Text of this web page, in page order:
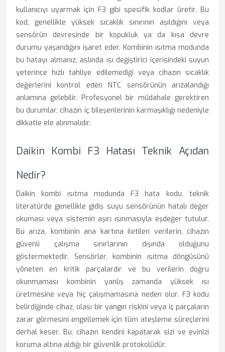
kullanıcıyı uyarmak için F3 gibi spesifik kodlar üretir. Bu
kod, genellikle yüksek sıcaklık sınırının aşıldığını veya
sensörün devresinde bir kopukluk ya da kısa devre
durumu yaşandığını işaret eder. Kombinin ısıtma modunda
bu hatayı almanız, aslında ısı değiştirici içerisindeki suyun
yeterince hızlı tahliye edilemediği veya cihazın sıcaklık
değerlerini kontrol eden NTC sensörünün arızalandığı
anlamına gelebilir. Profesyonel bir müdahale gerektiren
bu durumlar, cihazın iç bileşenlerinin karmaşıklığı nedeniyle
dikkatle ele alınmalıdır.
Daikin Kombi F3 Hatası Teknik Açıdan
Nedir?
Daikin kombi ısıtma modunda F3 hata kodu, teknik
literatürde genellikle gidiş suyu sensörünün hatalı değer
okuması veya sistemin aşırı ısınmasıyla eşdeğer tutulur.
Bu arıza, kombinin ana kartına iletilen verilerin, cihazın
güvenli çalışma sınırlarının dışında olduğunu
göstermektedir. Sensörler, kombinin ısıtma döngüsünü
yöneten en kritik parçalardır ve bu verilerin doğru
okunmaması kombinin yanlış zamanda yüksek ısı
üretmesine veya hiç çalışmamasına neden olur. F3 kodu
belirdiğinde cihaz, olası bir yangın riskini veya iç parçaların
zarar görmesini engellemek için tüm ateşleme süreçlerini
derhal keser. Bu, cihazın kendini kapatarak sizi ve evinizi
koruma altına aldığı bir güvenlik protokolüdür.